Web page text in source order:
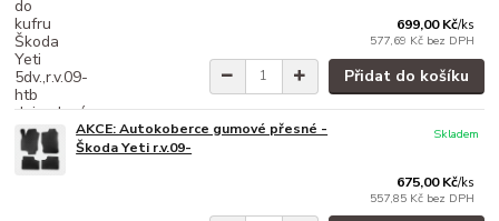
699,00 Kč/ks
577,69 Kč bez DPH
Přidat do košíku
AKCE: Autokoberce gumové přesné -
Škoda Yeti r.v.09-
675,00 Kč/ks
557,85 Kč bez DPH
Skladem